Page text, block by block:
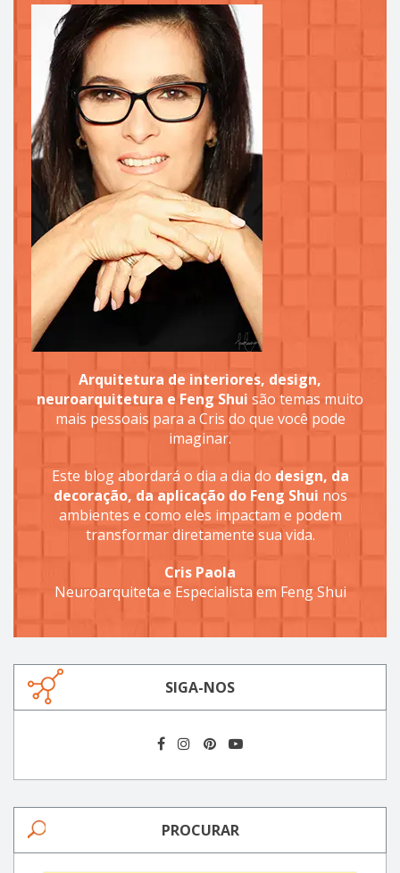
Arquitetura de interiores, design,
neuroarquitetura e Feng Shui são temas muito
mais pessoais para a Cris do que você pode
imaginar.
Este blog abordará o dia a dia do design, da
decoração, da aplicação do Feng Shui nos
ambientes e como eles impactam e podem
transformar diretamente sua vida.
Cris Paola
Neuroarquiteta e Especialista em Feng Shui
SIGA-NOS
PROCURAR